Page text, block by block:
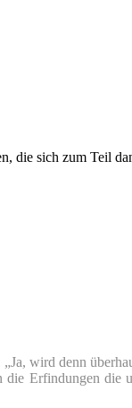
die sich zum Teil
wird denn
Erfindungen die